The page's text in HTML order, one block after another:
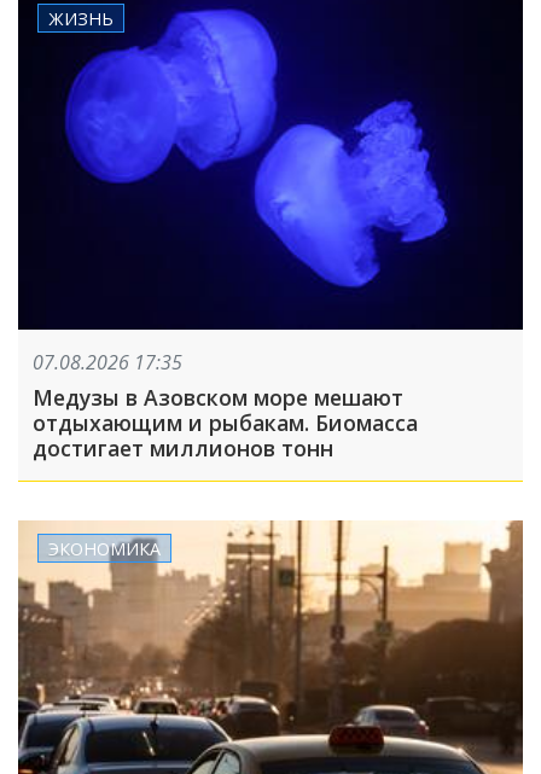
ЖИЗНЬ
07.08.2026 17:35
Медузы в Азовском море мешают
отдыхающим и рыбакам. Биомасса
достигает миллионов тонн
ЭКОНОМИКА